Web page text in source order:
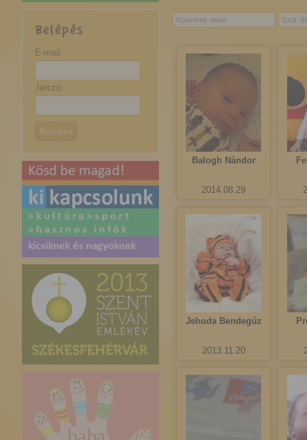
Belépés
E-mail:
Jelszó:
Balogh Nándor
2014.08.29
Jehoda Bendegúz
2013.11.20